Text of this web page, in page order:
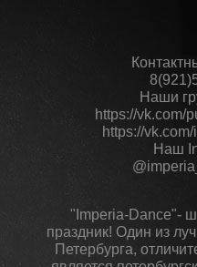
Наши
https://vk.com/
https://
Наш
"Imperia-Dance"-
праздник! Один из
Петербурга,